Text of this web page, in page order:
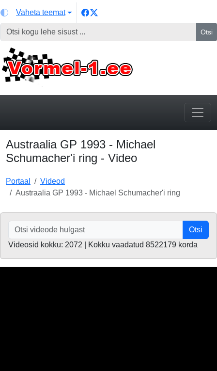
Vaheta teemat
Otsi
Austraalia GP 1993 - Michael
Schumacher'i ring - Video
Portaal
Videod
Austraalia GP 1993 - Michael Schumacher'i ring
Otsi
Videosid kokku: 2072 | Kokku vaadatud 8522179 korda